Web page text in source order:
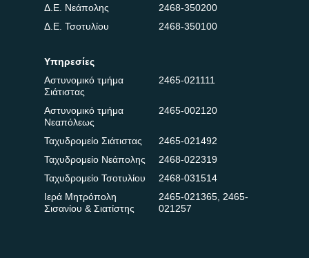
Δ.Ε. Νεάπολης
2468-350200
Δ.Ε. Τσοτυλίου
2468-350100
Υπηρεσίες
Αστυνομικό τμήμα
Σιάτιστας
2465-021111
Αστυνομικό τμήμα
Νεαπόλεως
2465-002120
Ταχυδρομείο Σιάτιστας
2465-021492
Ταχυδρομείο Νεάπολης
2468-022319
Ταχυδρομείο Τσοτυλίου
2468-031514
Ιερά Μητρόπολη
Σισανίου & Σιατίστης
2465-021365, 2465-
021257